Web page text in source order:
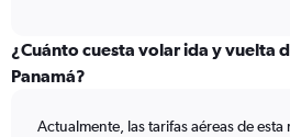
displaying
Todos
los
son
¿Cuánto cuesta volar ida y vuelta
Panamá?
Actualmente, las tarifas aéreas de